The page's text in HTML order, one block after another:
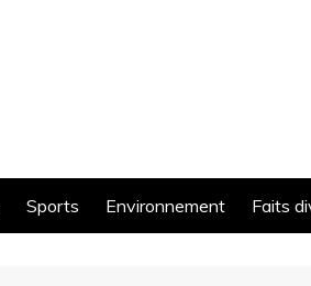
Sports Environnement Faits